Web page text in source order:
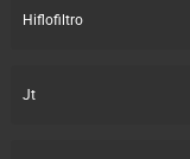
Hiflofiltro
Jt